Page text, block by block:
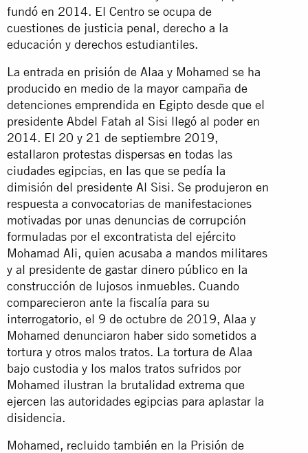
fundó en 2014. El Centro se ocupa de
cuestiones de justicia penal, derecho a la
educación y derechos estudiantiles.
La entrada en prisión de Alaa y Mohamed se ha
producido en medio de la mayor campaña de
detenciones emprendida en Egipto desde que el
presidente Abdel Fatah al Sisi llegó al poder en
2014. El 20 y 21 de septiembre 2019,
estallaron protestas dispersas en todas las
ciudades egipcias, en las que se pedía la
dimisión del presidente Al Sisi. Se produjeron en
respuesta a convocatorias de manifestaciones
motivadas por unas denuncias de corrupción
formuladas por el excontratista del ejército
Mohamad Ali, quien acusaba a mandos militares
y al presidente de gastar dinero público en la
construcción de lujosos inmuebles. Cuando
comparecieron ante la fiscalía para su
interrogatorio, el 9 de octubre de 2019, Alaa y
Mohamed denunciaron haber sido sometidos a
tortura y otros malos tratos. La tortura de Alaa
bajo custodia y los malos tratos sufridos por
Mohamed ilustran la brutalidad extrema que
ejercen las autoridades egipcias para aplastar la
disidencia.
Mohamed, recluido también en la Prisión de